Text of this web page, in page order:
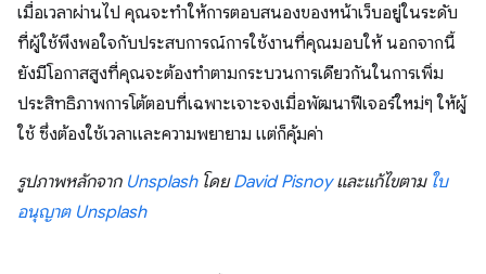
เมื่อเวลาผ่านไป คุณจะทำให้การตอบสนองของหน้าเว็บอยู่ในระดับ
ที่ผู้ใช้พึงพอใจกับประสบการณ์การใช้งานที่คุณมอบให้ นอกจากนี้
ยังมีโอกาสสูงที่คุณจะต้องทำตามกระบวนการเดียวกันในการเพิ่ม
ประสิทธิภาพการโต้ตอบที่เฉพาะเจาะจงเมื่อพัฒนาฟีเจอร์ใหม่ๆ ให้ผู้
ใช้ ซึ่งต้องใช้เวลาและความพยายาม แต่ก็คุ้มค่า
รูปภาพหลักจาก UnsplashโดยDavid Pisnoyและแก้ไขตาม ใบ
อนุญาต Unsplash